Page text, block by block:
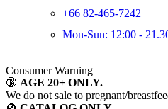
+66 82-465-7242
Mon-Sun: 12:00 -
Consumer Warning
🔞 AGE 20+ ONLY.
We do not sale to pregnant/